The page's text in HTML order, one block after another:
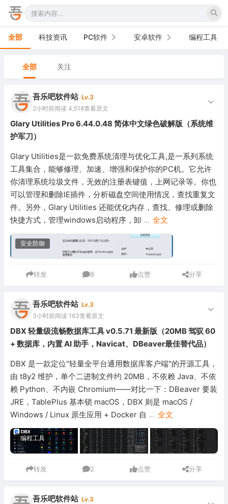
全部 科技资讯 PC软件
办公软件
图形图像
音频视频
游戏娱乐
安全防御
系统下载
系统工具
安卓软件
手机软件
车机软件
编程工具
全部 关注
吾乐吧软件站 Lv.3
2小时前阅读 4,518查看原文
Glary Utilities Pro 6.44.0.48 简体中文绿色破解版（系统维
护军刀）
Glary Utilities是一款免费系统清理与优化工具,是一系列系统
工具集合，能够修理、加速、增强和保护你的PC机。它允许
你清理系统垃圾文件，无效的注册表键值，上网记录等。你也
可以管理和删除IE插件，分析磁盘空间使用情况，查找重复文
件。另外，Glary Utilities 还能优化内存，查找、修理或删除
快捷方式，管理windows启动程序，卸 ... 全文
安全防御
转发 8 点赞 分享
吾乐吧软件站 Lv.3
3小时前阅读 163查看原文
DBX 轻量级流畅数据库工具 v0.5.71 最新版（20MB 驾驭 60
+ 数据库，内置 AI 助手，Navicat、DBeaver最佳替代品）
DBX 是一款定位"轻量全平台通用数据库客户端"的开源工具，
由 t8y2 维护，单个二进制文件约 20MB，不依赖 Java、不依
赖 Python、不内嵌 Chromium——对比一下：DBeaver 要装
JRE，TablePlus 基本锁 macOS，DBX 则是 macOS /
Windows / Linux 原生应用 + Docker 自 ... 全文
编程工具
转发 2 点赞 分享
吾乐吧软件站 Lv.3